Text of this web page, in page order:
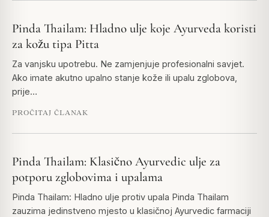
Pinda Thailam: Hladno ulje koje Ayurveda koristi
za kožu tipa Pitta
Za vanjsku upotrebu. Ne zamjenjuje profesionalni savjet.
Ako imate akutno upalno stanje kože ili upalu zglobova,
prije…
PROČITAJ ČLANAK
Pinda Thailam: Klasično Ayurvedic ulje za
potporu zglobovima i upalama
Pinda Thailam: Hladno ulje protiv upala Pinda Thailam
zauzima jedinstveno mjesto u klasičnoj Ayurvedic farmaciji